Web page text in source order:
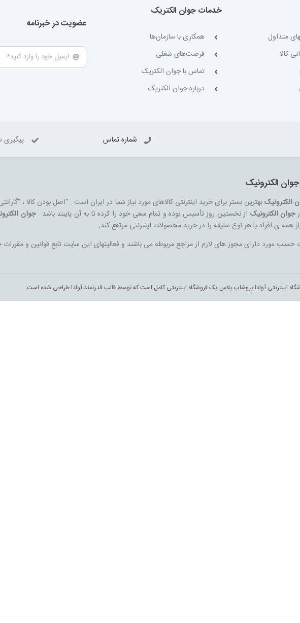
متداول
کالا
خدمات جوان الکتریک
همکاری با سازمان‌ها
فرصت‌های شغلی
تماس با جوان الکتریک
درباره جوان الکتریک
عضویت در خبرنامه
شماره تماس
الکترونیک
الکترونیکبهترین بستر برای خرید اینترنتی کالاهای مورد نیاز شما در ایران است . “اصل بودن کالا ،
جوان الکترونیک از نخستین روز تأسیس بوده و تمام سعی خود را کرده تا به آن پایبند باشد .جوان
همه ی افراد با هر نوع سلیقه را در خرید محصولات اینترنتی مرتفع کند.
حسب مورد دارای مجوز های لازم از مراجع مربوطه می باشند و فعالیتهای این سایت تابع قوانین و
اینترنتی آوادا پروشاپ پلاس یک فروشگاه اینترنتی کامل است که توسط قالب قدرتمند آوادا طراحی شده است.